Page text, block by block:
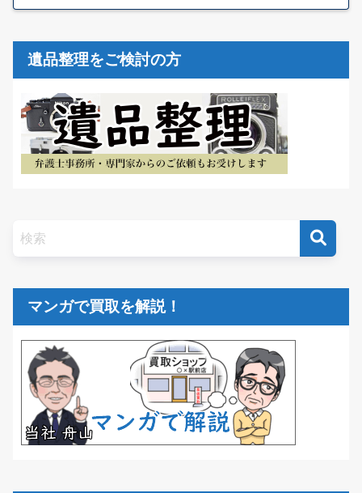
遺品整理をご検討の方
マンガで買取を解説！